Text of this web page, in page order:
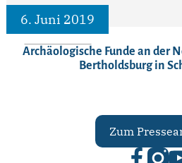
6. Juni 2019
Archäologische Funde an der
Bertholdsburg in
Zum